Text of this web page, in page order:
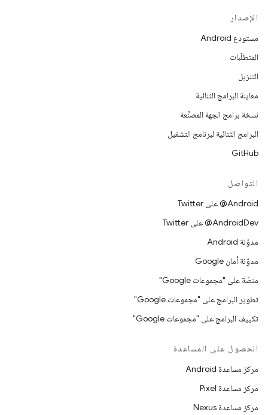
الإصدار
مستودع Android
المتطلّبات
التنزيل
معاينة البرامج الثنائية
نسخة برامج الجهة المصنِّعة
البرامج الثنائية لبرنامج التشغيل
GitHub
التواصل
‎@Android على Twitter
‎@AndroidDev على Twitter
مدوّنة Android
مدوّنة أمان Google
منصّة على "مجموعات Google"
تطوير البرامج على "مجموعات Google"
تكييف البرامج على "مجموعات Google"
الحصول على المساعدة
مركز مساعدة Android
مركز مساعدة Pixel
مركز مساعدة Nexus